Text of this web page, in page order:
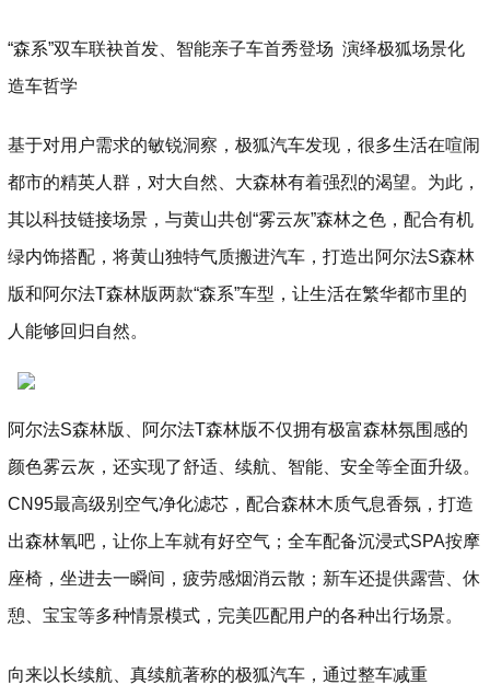
“森系”双车联袂首发、智能亲子车首秀登场 演绎极狐场景化
造车哲学
基于对用户需求的敏锐洞察，极狐汽车发现，很多生活在喧闹
都市的精英人群，对大自然、大森林有着强烈的渴望。为此，
其以科技链接场景，与黄山共创“雾云灰”森林之色，配合有机
绿内饰搭配，将黄山独特气质搬进汽车，打造出阿尔法S森林
版和阿尔法T森林版两款“森系”车型，让生活在繁华都市里的
人能够回归自然。
阿尔法S森林版、阿尔法T森林版不仅拥有极富森林氛围感的
颜色雾云灰，还实现了舒适、续航、智能、安全等全面升级。
CN95最高级别空气净化滤芯，配合森林木质气息香氛，打造
出森林氧吧，让你上车就有好空气；全车配备沉浸式SPA按摩
座椅，坐进去一瞬间，疲劳感烟消云散；新车还提供露营、休
憩、宝宝等多种情景模式，完美匹配用户的各种出行场景。
向来以长续航、真续航著称的极狐汽车，通过整车减重